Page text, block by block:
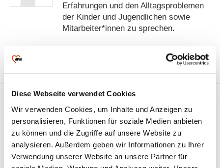
Diese Webseite verwendet Cookies
Wir verwenden Cookies, um Inhalte und Anzeigen zu
personalisieren, Funktionen für soziale Medien anbieten
zu können und die Zugriffe auf unsere Website zu
analysieren. Außerdem geben wir Informationen zu Ihrer
Verwendung unserer Website an unsere Partner für
Erfahrungen und den Alltagsproblemen
der Kinder und Jugendlichen sowie
Mitarbeiter*innen zu sprechen.
Alle Informationen als PDF
Neue
PergolaAuf der Terrasse des